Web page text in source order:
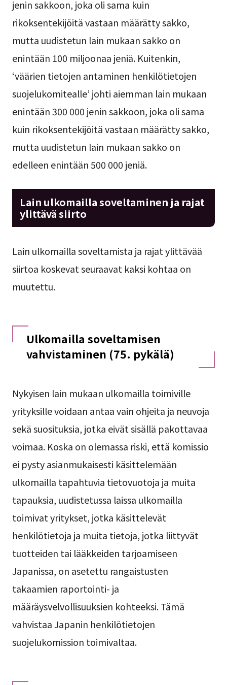
jenin sakkoon, joka oli sama kuin
rikoksentekijöitä vastaan määrätty sakko,
mutta uudistetun lain mukaan sakko on
enintään 100 miljoonaa jeniä. Kuitenkin,
‘väärien tietojen antaminen henkilötietojen
suojelukomitealle’ johti aiemman lain mukaan
enintään 300 000 jenin sakkoon, joka oli sama
kuin rikoksentekijöitä vastaan määrätty sakko,
mutta uudistetun lain mukaan sakko on
edelleen enintään 500 000 jeniä.
Lain ulkomailla soveltaminen ja rajat
ylittävä siirto
Lain ulkomailla soveltamista ja rajat ylittävää
siirtoa koskevat seuraavat kaksi kohtaa on
muutettu.
Ulkomailla soveltamisen
vahvistaminen (75. pykälä)
Nykyisen lain mukaan ulkomailla toimiville
yrityksille voidaan antaa vain ohjeita ja neuvoja
sekä suosituksia, jotka eivät sisällä pakottavaa
voimaa. Koska on olemassa riski, että komissio
ei pysty asianmukaisesti käsittelemään
ulkomailla tapahtuvia tietovuotoja ja muita
tapauksia, uudistetussa laissa ulkomailla
toimivat yritykset, jotka käsittelevät
henkilötietoja ja muita tietoja, jotka liittyvät
tuotteiden tai lääkkeiden tarjoamiseen
Japanissa, on asetettu rangaistusten
takaamien raportointi- ja
määräysvelvollisuuksien kohteeksi. Tämä
vahvistaa Japanin henkilötietojen
suojelukomission toimivaltaa.